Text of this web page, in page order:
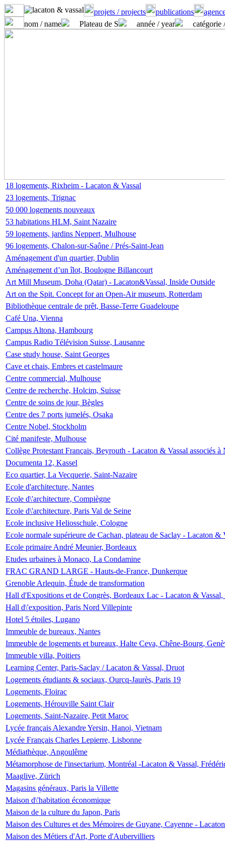
projets / projects publications
nom / name
Plateau de S année / year catégorie
18 logements, Rixheim - Lacaton & Vassal
23 logements, Trignac
50 000 logements nouveaux
53 habitations HLM, Saint Nazaire
59 logements, jardins Neppert, Mulhouse
96 logements, Chalon-sur-Saône / Prés-Saint-Jean
Aménagement d'un quartier, Dublin
Aménagement d’un îlot, Boulogne Billancourt
Art Mill Museum, Doha (Qatar) - Lacaton&Vassal, Inside Outside
Art on the Spit. Concept for an Open-Air museum, Rotterdam
Bibliothèque centrale de prêt, Basse-Terre Guadeloupe
Café Una, Vienna
Campus Altona, Hambourg
Campus Radio Télévision Suisse, Lausanne
Case study house, Saint Georges
Cave et chais, Embres et castelmaure
Centre commercial, Mulhouse
Centre de recherche, Holcim, Suisse
Centre de soins de jour, Bègles
Centre des 7 ports jumelés, Osaka
Centre Nobel, Stockholm
Cité manifeste, Mulhouse
Collège Protestant Français, Beyrouth - Lacaton & Vassal associés
Documenta 12, Kassel
Eco quartier, La Vecquerie, Saint-Nazaire
Ecole d'architecture, Nantes
Ecole d\'architecture, Compiègne
Ecole d\'architecture, Paris Val de Seine
Ecole inclusive Heliosschule, Cologne
Ecole normale supérieure de Cachan, plateau de Saclay - Lacaton &
Ecole primaire André Meunier, Bordeaux
Etudes urbaines à Monaco, La Condamine
FRAC GRAND LARGE - Hauts-de-France, Dunkerque
Grenoble Arlequin, Étude de transformation
Hall d'Expositions et de Congrès, Bordeaux Lac - Lacaton &
Hall d\'exposition, Paris Nord Villepinte
Hotel 5 étoiles, Lugano
Immeuble de bureaux, Nantes
Immeuble de logements et bureaux, Halte Ceva, Chêne-Bourg,
Immeuble villa, Poitiers
Learning Center, Paris-Saclay / Lacaton & Vassal, Druot
Logements étudiants & sociaux, Ourcq-Jaurès, Paris 19
Logements, Floirac
Logements, Hérouville Saint Clair
Logements, Saint-Nazaire, Petit Maroc
Lycée français Alexandre Yersin, Hanoi, Vietnam
Lycée Français Charles Lepierre, Lisbonne
Médiathèque, Angoulême
Métamorphose de l'insectarium, Montréal -Lacaton & Vassal,
Maaglive, Zürich
Magasins généraux, Paris la Villette
Maison d\'habitation économique
Maison de la culture du Japon, Paris
Maison des Cultures et des Mémoires de Guyane, Cayenne -
Maison des Métiers d'Art, Porte d'Aubervilliers